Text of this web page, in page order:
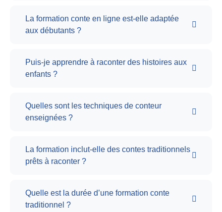
La formation conte en ligne est-elle adaptée
aux débutants ?
Puis-je apprendre à raconter des histoires aux
enfants ?
Quelles sont les techniques de conteur
enseignées ?
La formation inclut-elle des contes traditionnels
prêts à raconter ?
Quelle est la durée d’une formation conte
traditionnel ?